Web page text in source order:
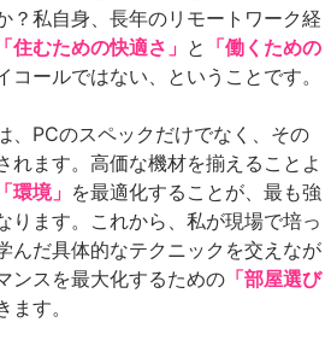
？私自身、長年のリモートワーク経
「住むための快適さ」 と 「働くための
コールではない、ということです。
、PCのスペックだけでなく、その
れます。高価な機材を揃えることよ
「環境」 を最適化することが、最も強
ります。これから、私が現場で培っ
んだ具体的なテクニックを交えなが
ンスを最大化するための 「部屋選び
ます。